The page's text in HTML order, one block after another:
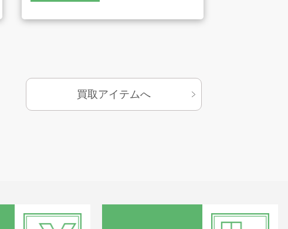
買取アイテムへ